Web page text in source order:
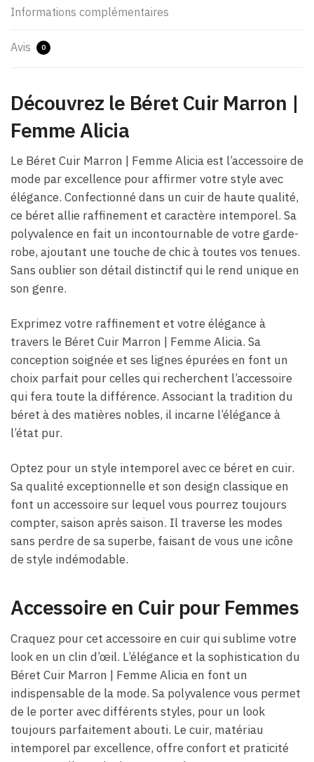
Informations complémentaires
Avis 0
Découvrez le Béret Cuir Marron |
Femme Alicia
Le Béret Cuir Marron | Femme Alicia est l’accessoire de
mode par excellence pour affirmer votre style avec
élégance. Confectionné dans un cuir de haute qualité,
ce béret allie raffinement et caractère intemporel. Sa
polyvalence en fait un incontournable de votre garde-
robe, ajoutant une touche de chic à toutes vos tenues.
Sans oublier son détail distinctif qui le rend unique en
son genre.
Exprimez votre raffinement et votre élégance à
travers le Béret Cuir Marron | Femme Alicia. Sa
conception soignée et ses lignes épurées en font un
choix parfait pour celles qui recherchent l’accessoire
qui fera toute la différence. Associant la tradition du
béret à des matières nobles, il incarne l’élégance à
l’état pur.
Optez pour un style intemporel avec ce béret en cuir.
Sa qualité exceptionnelle et son design classique en
font un accessoire sur lequel vous pourrez toujours
compter, saison après saison. Il traverse les modes
sans perdre de sa superbe, faisant de vous une icône
de style indémodable.
Accessoire en Cuir pour Femmes
Craquez pour cet accessoire en cuir qui sublime votre
look en un clin d’œil. L’élégance et la sophistication du
Béret Cuir Marron | Femme Alicia en font un
indispensable de la mode. Sa polyvalence vous permet
de le porter avec différents styles, pour un look
toujours parfaitement abouti. Le cuir, matériau
intemporel par excellence, offre confort et praticité